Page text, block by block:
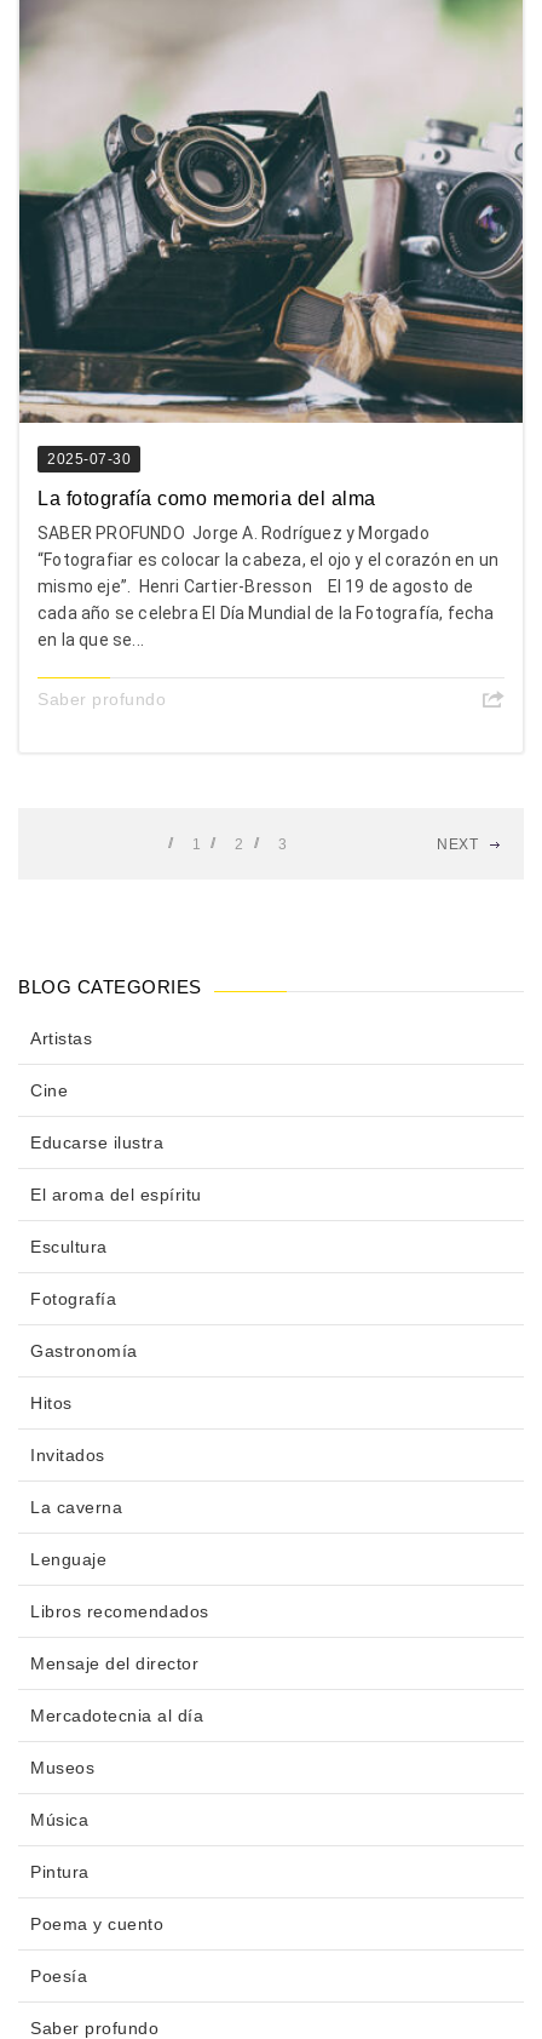
2025-07-30
La fotografía como memoria del alma
SABER PROFUNDO Jorge A. Rodríguez y Morgado
“Fotografiar es colocar la cabeza, el ojo y el corazón en un
mismo eje”. Henri Cartier-Bresson El 19 de agosto de
cada año se celebra El Día Mundial de la Fotografía, fecha
en la que se...
Saber profundo
1 2 3 NEXT
BLOG CATEGORIES
Artistas
Cine
Educarse ilustra
El aroma del espíritu
Escultura
Fotografía
Gastronomía
Hitos
Invitados
La caverna
Lenguaje
Libros recomendados
Mensaje del director
Mercadotecnia al día
Museos
Música
Pintura
Poema y cuento
Poesía
Saber profundo